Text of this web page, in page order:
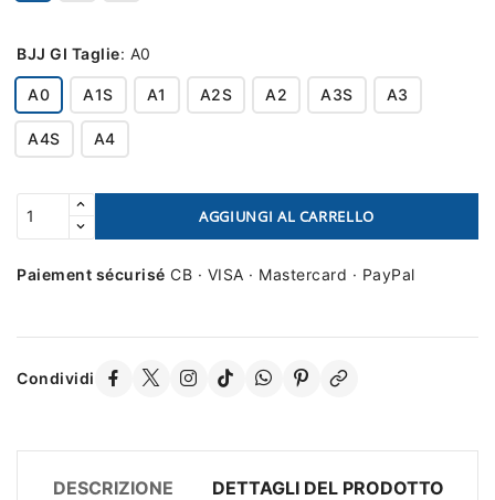
BJJ GI Taglie: A0
A0 A1S A1 A2S A2 A3S A3
A4S A4
AGGIUNGI AL CARRELLO
Paiement sécurisé CB · VISA · Mastercard · PayPal
Condividi
DESCRIZIONE DETTAGLI DEL PRODOTTO